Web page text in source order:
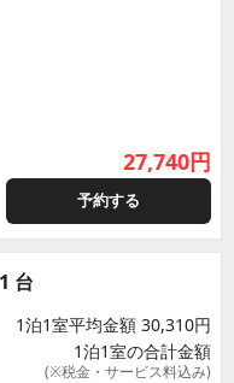
27,740円
予約する
台
1泊1室平均金額 30,310円
1泊1室の合計金額
(※税金・サービス料込み)